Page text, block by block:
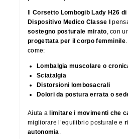
Corsetto Lombogib Lady H26 di
Dispositivo Medico Classe I
sostegno posturale mirato, con
progettata per il corpo femminile
come:
Lombalgia muscolare o
Sciatalgia
Distorsioni lombosacrali
Dolori da postura errata o
Aiuta a limitare i movimenti che
migliorare l’equilibrio posturale e
autonomia.